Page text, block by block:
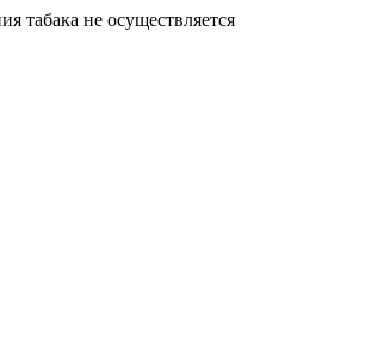
табака не осуществляется